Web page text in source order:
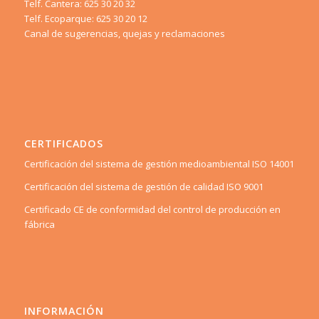
Telf. Cantera: 625 30 20 32
Telf. Ecoparque: 625 30 20 12
Canal de sugerencias, quejas y reclamaciones
CERTIFICADOS
Certificación del sistema de gestión medioambiental ISO 14001
Certificación del sistema de gestión de calidad ISO 9001
Certificado CE de conformidad del control de producción en
fábrica
INFORMACIÓN